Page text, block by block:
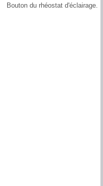
Bouton du rhéostat d'éclairage.